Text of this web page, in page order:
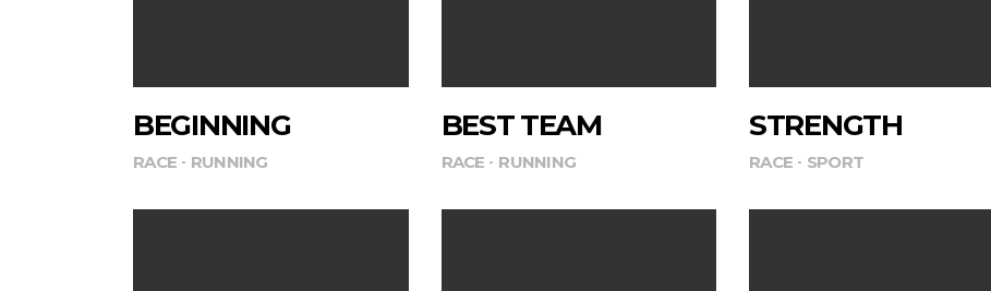
BEGINNING
RACE RUNNING
BEST TEAM
RACE RUNNING
STRENGTH
RACE SPORT